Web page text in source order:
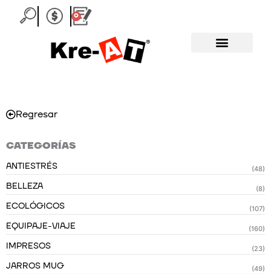
0
Carrito
Regresar
CATEGORÍAS
ANTIESTRÉS (48)
BELLEZA (8)
ECOLÓGICOS (107)
EQUIPAJE-VIAJE (160)
IMPRESOS (23)
JARROS MUG (49)